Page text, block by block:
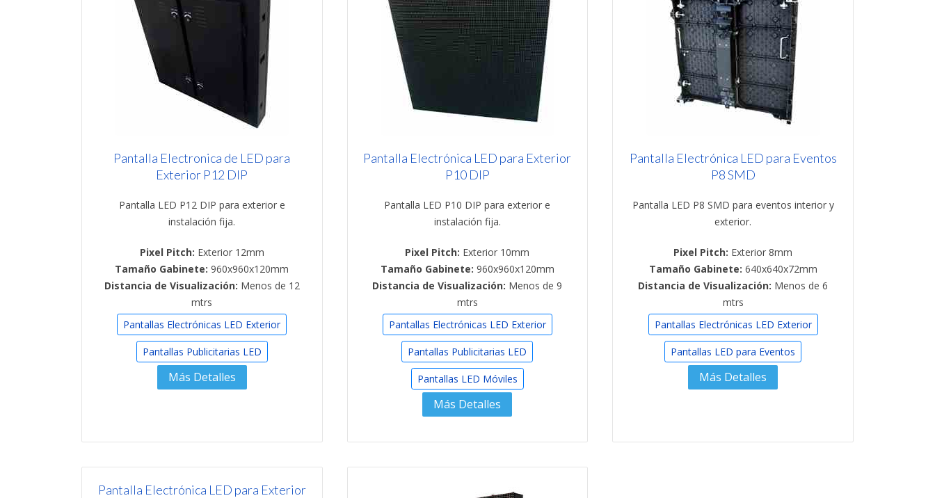
Pantalla Electronica de LED para
Exterior P12 DIP
Pantalla LED P12 DIP para exterior e
instalación fija.
Pixel Pitch: Exterior 12mm
Tamaño Gabinete:960x960x120mm
Distancia de Visualización: Menos de 12
mtrs
Pantallas Electrónicas LED Exterior
Pantallas Publicitarias LED
Más Detalles
Pantalla Electrónica LED para Exterior
P10 DIP
Pantalla LED P10 DIP para exterior e
instalación fija.
Pixel Pitch: Exterior 10mm
Tamaño Gabinete: 960x960x120mm
Distancia de Visualización: Menos de 9
mtrs
Pantallas Electrónicas LED Exterior
Pantallas Publicitarias LED
Pantallas LED Móviles
Más Detalles
Pantalla Electrónica LED para Eventos
P8 SMD
Pantalla LED P8 SMD para eventos interior y
exterior.
Pixel Pitch: Exterior 8mm
Tamaño Gabinete: 640x640x72mm
Distancia de Visualización: Menos de 6
mtrs
Pantallas Electrónicas LED Exterior
Pantallas LED para Eventos
Más Detalles
Pantalla Electrónica LED para Exterior